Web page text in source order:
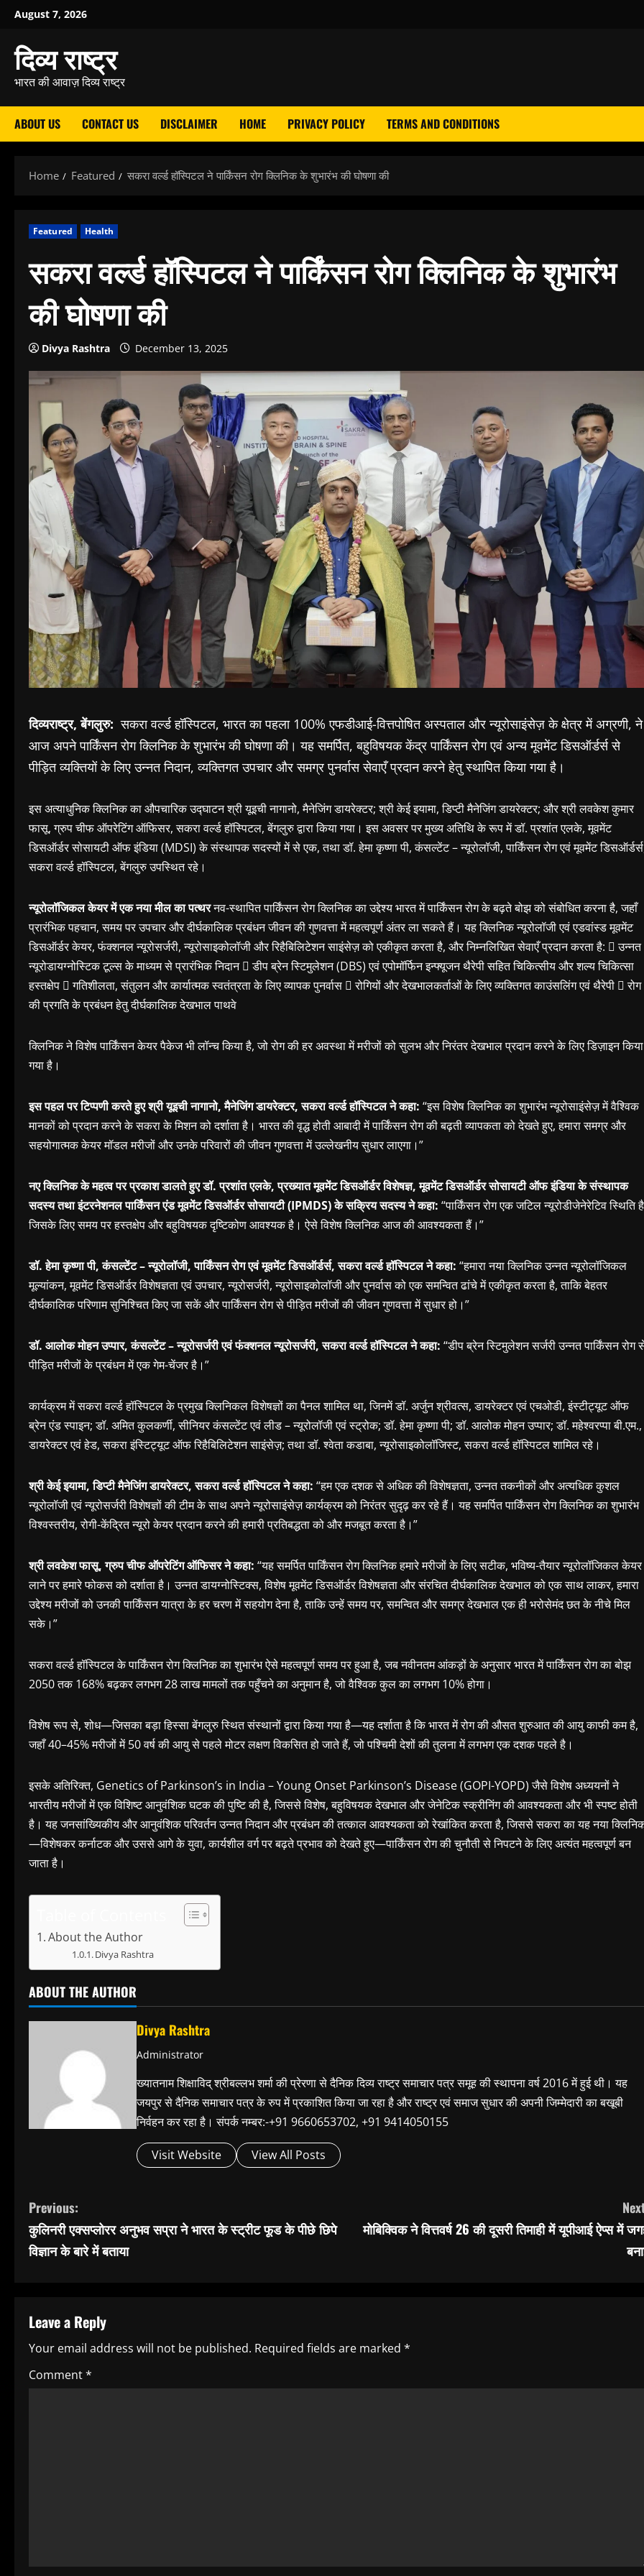
Skip
content
August 7, 2026
दिव्य राष्ट्र
भारत की आवाज़ दिव्य राष्ट्र
ABOUT US CONTACT US DISCLAIMER HOME PRIVACY POLICY TERMS AND CONDITIONS
Home Featured सकरा वर्ल्ड हॉस्पिटल ने पार्किंसन रोग क्लिनिक के शुभारंभ की घोषणा की
Featured Health
सकरा वर्ल्ड हॉस्पिटल ने पार्किंसन रोग क्लिनिक के शुभारंभ
की घोषणा की
Divya Rashtra December 13, 2025
दिव्यराष्ट्र, बेंगलुरु:सकरा वर्ल्ड हॉस्पिटल, भारत का पहला 100% एफडीआई-वित्तपोषित अस्पताल और न्यूरोसाइंसेज़ के क्षेत्र में अग्रणी, ने
आज अपने पार्किंसन रोग क्लिनिक के शुभारंभ की घोषणा की। यह समर्पित, बहुविषयक केंद्र पार्किंसन रोग एवं अन्य मूवमेंट डिसऑर्डर्स से
पीड़ित व्यक्तियों के लिए उन्नत निदान, व्यक्तिगत उपचार और समग्र पुनर्वास सेवाएँ प्रदान करने हेतु स्थापित किया गया है।
इस अत्याधुनिक क्लिनिक का औपचारिक उद्घाटन श्री यूइची नागानो, मैनेजिंग डायरेक्टर; श्री केई इयामा, डिप्टी मैनेजिंग डायरेक्टर; और श्री लवकेश कुमार
फासू, ग्रुप चीफ ऑपरेटिंग ऑफिसर, सकरा वर्ल्ड हॉस्पिटल, बेंगलुरु द्वारा किया गया। इस अवसर पर मुख्य अतिथि के रूप में डॉ. प्रशांत एलके, मूवमेंट
डिसऑर्डर सोसायटी ऑफ इंडिया (MDSI) के संस्थापक सदस्यों में से एक, तथा डॉ. हेमा कृष्णा पी, कंसल्टेंट – न्यूरोलॉजी, पार्किंसन रोग एवं मूवमेंट
सकरा वर्ल्ड हॉस्पिटल, बेंगलुरु उपस्थित रहे।
न्यूरोलॉजिकल केयर में एक नया मील का पत्थरनव-स्थापित पार्किंसन रोग क्लिनिक का उद्देश्य भारत में पार्किंसन रोग के बढ़ते बोझ को संबोधित करना है, जहाँ
प्रारंभिक पहचान, समय पर उपचार और दीर्घकालिक प्रबंधन जीवन की गुणवत्ता में महत्वपूर्ण अंतर ला सकते हैं। यह क्लिनिक न्यूरोलॉजी एवं एडवांस्ड मूवमेंट
डिसऑर्डर केयर, फंक्शनल न्यूरोसर्जरी, न्यूरोसाइकोलॉजी और रिहैबिलिटेशन साइंसेज़ को एकीकृत करता है, और निम्नलिखित सेवाएँ प्रदान करता है:  उन्नत
न्यूरोडायग्नोस्टिक टूल्स के माध्यम से प्रारंभिक निदान  डीप ब्रेन स्टिमुलेशन (DBS) एवं एपोमॉर्फिन इन्फ्यूजन थैरेपी सहित चिकित्सीय और शल्य चिकित्सा
हस्तक्षेप  गतिशीलता, संतुलन और कार्यात्मक स्वतंत्रता के लिए व्यापक पुनर्वास  रोगियों और देखभालकर्ताओं के लिए व्यक्तिगत काउंसलिंग एवं थैरेपी  रोग
की प्रगति के प्रबंधन हेतु दीर्घकालिक देखभाल पाथवे
क्लिनिक ने विशेष पार्किंसन केयर पैकेज भी लॉन्च किया है, जो रोग की हर अवस्था में मरीजों को सुलभ और निरंतर देखभाल प्रदान करने के लिए डिज़ाइन किया
गया है।
इस पहल पर टिप्पणी करते हुए श्री यूइची नागानो, मैनेजिंग डायरेक्टर, सकरा वर्ल्ड हॉस्पिटल ने कहा: “इस विशेष क्लिनिक का शुभारंभ न्यूरोसाइंसेज़ में वैश्विक
मानकों को प्रदान करने के सकरा के मिशन को दर्शाता है। भारत की वृद्ध होती आबादी में पार्किंसन रोग की बढ़ती व्यापकता को देखते हुए, हमारा समग्र और
सहयोगात्मक केयर मॉडल मरीजों और उनके परिवारों की जीवन गुणवत्ता में उल्लेखनीय सुधार लाएगा।”
नए क्लिनिक के महत्व पर प्रकाश डालते हुए डॉ. प्रशांत एलके, प्रख्यात मूवमेंट डिसऑर्डर विशेषज्ञ, मूवमेंट डिसऑर्डर सोसायटी ऑफ इंडिया के संस्थापक
सदस्य तथा इंटरनेशनल पार्किंसन एंड मूवमेंट डिसऑर्डर सोसायटी (IPMDS) के सक्रिय सदस्य ने कहा: “पार्किंसन रोग एक जटिल न्यूरोडीजेनेरेटिव स्थिति
जिसके लिए समय पर हस्तक्षेप और बहुविषयक दृष्टिकोण आवश्यक है। ऐसे विशेष क्लिनिक आज की आवश्यकता हैं।”
डॉ. हेमा कृष्णा पी, कंसल्टेंट – न्यूरोलॉजी, पार्किंसन रोग एवं मूवमेंट डिसऑर्डर्स, सकरा वर्ल्ड हॉस्पिटल ने कहा: “हमारा नया क्लिनिक उन्नत न्यूरोलॉजिकल
मूल्यांकन, मूवमेंट डिसऑर्डर विशेषज्ञता एवं उपचार, न्यूरोसर्जरी, न्यूरोसाइकोलॉजी और पुनर्वास को एक समन्वित ढांचे में एकीकृत करता है, ताकि बेहतर
दीर्घकालिक परिणाम सुनिश्चित किए जा सकें और पार्किंसन रोग से पीड़ित मरीजों की जीवन गुणवत्ता में सुधार हो।”
डॉ. आलोक मोहन उप्पार, कंसल्टेंट – न्यूरोसर्जरी एवं फंक्शनल न्यूरोसर्जरी, सकरा वर्ल्ड हॉस्पिटल ने कहा: “डीप ब्रेन स्टिमुलेशन सर्जरी उन्नत पार्किंसन रोग
पीड़ित मरीजों के प्रबंधन में एक गेम-चेंजर है।”
कार्यक्रम में सकरा वर्ल्ड हॉस्पिटल के प्रमुख क्लिनिकल विशेषज्ञों का पैनल शामिल था, जिनमें डॉ. अर्जुन श्रीवत्स, डायरेक्टर एवं एचओडी, इंस्टीट्यूट ऑफ
ब्रेन एंड स्पाइन; डॉ. अमित कुलकर्णी, सीनियर कंसल्टेंट एवं लीड – न्यूरोलॉजी एवं स्ट्रोक; डॉ. हेमा कृष्णा पी; डॉ. आलोक मोहन उप्पार; डॉ. महेश्वरप्पा बी.एम.,
डायरेक्टर एवं हेड, सकरा इंस्टिट्यूट ऑफ रिहैबिलिटेशन साइंसेज़; तथा डॉ. श्वेता कडाबा, न्यूरोसाइकोलॉजिस्ट, सकरा वर्ल्ड हॉस्पिटल शामिल रहे।
श्री केई इयामा, डिप्टी मैनेजिंग डायरेक्टर, सकरा वर्ल्ड हॉस्पिटल ने कहा: “हम एक दशक से अधिक की विशेषज्ञता, उन्नत तकनीकों और अत्यधिक कुशल
न्यूरोलॉजी एवं न्यूरोसर्जरी विशेषज्ञों की टीम के साथ अपने न्यूरोसाइंसेज़ कार्यक्रम को निरंतर सुदृढ़ कर रहे हैं। यह समर्पित पार्किंसन रोग क्लिनिक का शुभारंभ
विश्वस्तरीय, रोगी-केंद्रित न्यूरो केयर प्रदान करने की हमारी प्रतिबद्धता को और मजबूत करता है।”
श्री लवकेश फासू, ग्रुप चीफ ऑपरेटिंग ऑफिसर ने कहा: “यह समर्पित पार्किंसन रोग क्लिनिक हमारे मरीजों के लिए सटीक, भविष्य-तैयार न्यूरोलॉजिकल केयर
लाने पर हमारे फोकस को दर्शाता है। उन्नत डायग्नोस्टिक्स, विशेष मूवमेंट डिसऑर्डर विशेषज्ञता और संरचित दीर्घकालिक देखभाल को एक साथ लाकर, हमारा
उद्देश्य मरीजों को उनकी पार्किंसन यात्रा के हर चरण में सहयोग देना है, ताकि उन्हें समय पर, समन्वित और समग्र देखभाल एक ही भरोसेमंद छत के नीचे मिल
सके।”
सकरा वर्ल्ड हॉस्पिटल के पार्किंसन रोग क्लिनिक का शुभारंभ ऐसे महत्वपूर्ण समय पर हुआ है, जब नवीनतम आंकड़ों के अनुसार भारत में पार्किंसन रोग का बोझ
2050 तक 168% बढ़कर लगभग 28 लाख मामलों तक पहुँचने का अनुमान है, जो वैश्विक कुल का लगभग 10% होगा।
विशेष रूप से, शोध—जिसका बड़ा हिस्सा बेंगलुरु स्थित संस्थानों द्वारा किया गया है—यह दर्शाता है कि भारत में रोग की औसत शुरुआत की आयु काफी कम है,
जहाँ 40–45% मरीजों में 50 वर्ष की आयु से पहले मोटर लक्षण विकसित हो जाते हैं, जो पश्चिमी देशों की तुलना में लगभग एक दशक पहले है।
इसके अतिरिक्त, Genetics of Parkinson’s in India – Young Onset Parkinson’s Disease (GOPI-YOPD) जैसे विशेष अध्ययनों ने
भारतीय मरीजों में एक विशिष्ट आनुवंशिक घटक की पुष्टि की है, जिससे विशेष, बहुविषयक देखभाल और जेनेटिक स्क्रीनिंग की आवश्यकता और भी स्पष्ट होती
है। यह जनसांख्यिकीय और आनुवंशिक परिवर्तन उन्नत निदान और प्रबंधन की तत्काल आवश्यकता को रेखांकित करता है, जिससे सकरा का यह नया
—विशेषकर कर्नाटक और उससे आगे के युवा, कार्यशील वर्ग पर बढ़ते प्रभाव को देखते हुए—पार्किंसन रोग की चुनौती से निपटने के लिए अत्यंत महत्वपूर्ण बन
जाता है।
About the Author
Divya Rashtra
ABOUT THE AUTHOR
Divya Rashtra
Administrator
ख्यातनाम शिक्षाविद् श्रीबल्लभ शर्मा की प्रेरणा से दैनिक दिव्य राष्ट्र समाचार पत्र समूह की स्थापना वर्ष 2016 में हुई थी। यह
जयपुर से दैनिक समाचार पत्र के रुप में प्रकाशित किया जा रहा है और राष्ट्र एवं समाज सुधार की अपनी जिम्मेदारी का बखूबी
निर्वहन कर रहा है। संपर्क नम्बर:-+91 9660653702, +91 9414050155
Visit Website View All Posts
C
o
i
n
u
Previous:
कुलिनरी एक्सप्लोरर अनुभव सप्रा ने भारत के स्ट्रीट फूड के पीछे छिपे
विज्ञान के बारे में बताया
मोबिक्विक ने वित्तवर्ष 26 की दूसरी तिमाही में यूपीआई ऐप्स में
Leave a Reply
Your email address will not be published. Required fields are marked *
Comment*